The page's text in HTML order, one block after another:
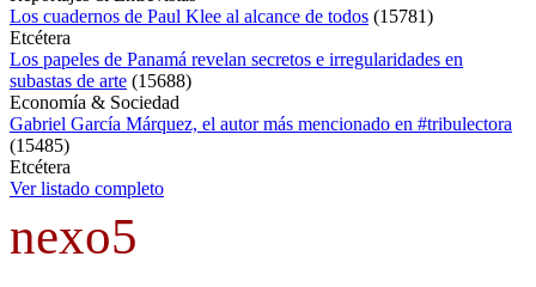
Los cuadernos de Paul Klee al alcance de todos (15781)
Etcétera
Los papeles de Panamá revelan secretos e irregularidades en
subastas de arte (15688)
Economía & Sociedad
Gabriel García Márquez, el autor más mencionado en #tribulectora
(15485)
Etcétera
Ver listado completo
nexo5